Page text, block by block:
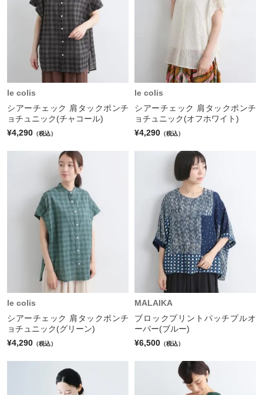
le colis
シアーチェック 肩タックポンチ
ョチュニック(チャコール)
¥4,290 （税込）
le colis
シアーチェック 肩タックポンチ
ョチュニック(オフホワイト)
¥4,290 （税込）
le colis
シアーチェック 肩タックポンチ
ョチュニック(グリーン)
¥4,290 （税込）
MALAIKA
ブロックプリントパッチプルオ
ーバー(ブルー)
¥6,500 （税込）